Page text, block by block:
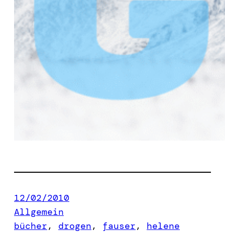
12/02/2010
Allgemein
bücher, drogen, fauser, helene